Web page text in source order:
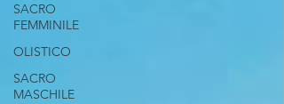
SACRO
FEMMINILE
OLISTICO
SACRO
MASCHILE